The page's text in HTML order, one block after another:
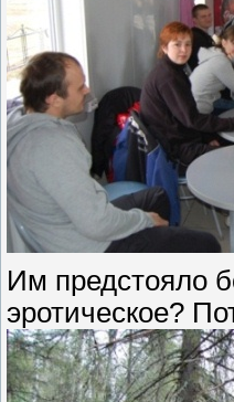
Им предстояло
эротическое?